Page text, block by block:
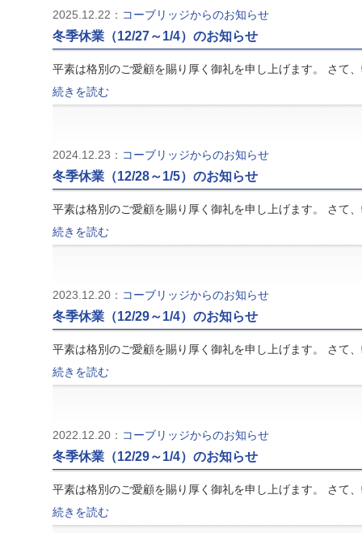
2025.12.22： コーブリッジからのお知らせ
冬季休業（12/27～1/4）のお知らせ
平素は格別のご愛顧を賜り厚く御礼を申し上げます。 さて
続きを読む
2024.12.23： コーブリッジからのお知らせ
冬季休業（12/28～1/5）のお知らせ
平素は格別のご愛顧を賜り厚く御礼を申し上げます。 さて
続きを読む
2023.12.20： コーブリッジからのお知らせ
冬季休業（12/29～1/4）のお知らせ
平素は格別のご愛顧を賜り厚く御礼を申し上げます。 さて
続きを読む
2022.12.20： コーブリッジからのお知らせ
冬季休業（12/29～1/4）のお知らせ
平素は格別のご愛顧を賜り厚く御礼を申し上げます。 さて
続きを読む